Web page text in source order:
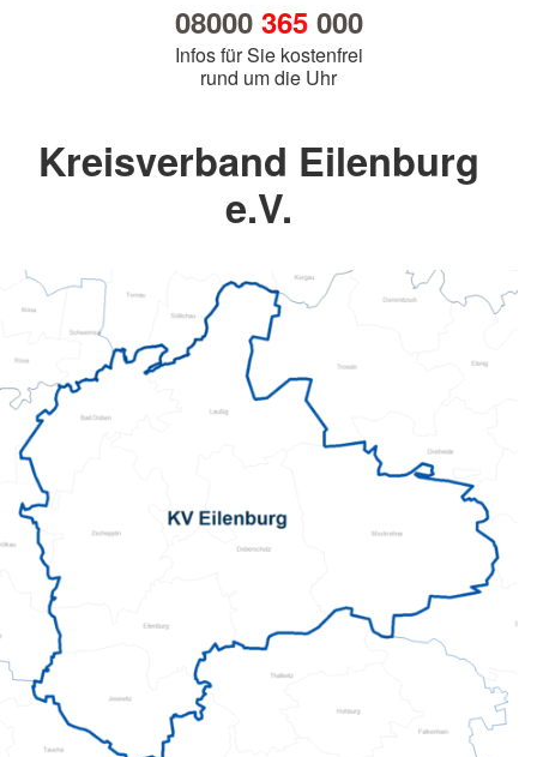
08000 365000
Infos für Sie kostenfrei
rund um die Uhr
Kreisverband Eilenburg
e.V.